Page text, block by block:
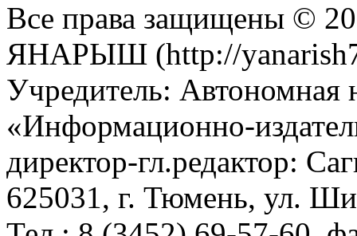
Все права защищены ©
ЯНАРЫШ (http://
Учредитель: Автономная
«Информационно-
директор-гл.редактор:
625031, г. Тюмень, ул.